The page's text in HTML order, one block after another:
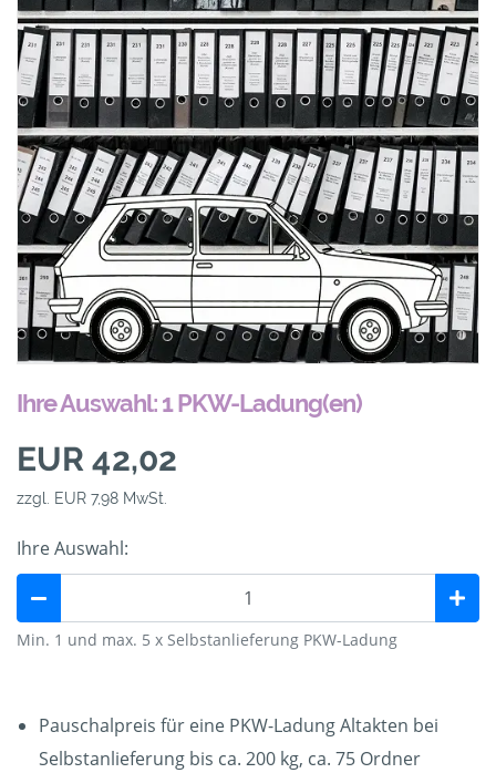
Ihre Auswahl: 1 PKW-Ladung(en)
EUR 42,02
zzgl. EUR 7,98 MwSt.
Ihre Auswahl:
Min. 1 und max. 5 x Selbstanlieferung PKW-Ladung
Pauschalpreis für eine PKW-Ladung Altakten bei
Selbstanlieferung bis ca. 200 kg, ca. 75 Ordner